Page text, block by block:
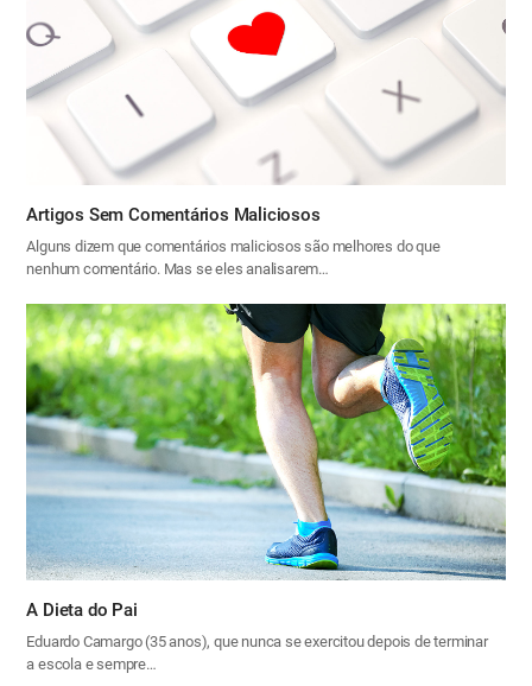
Artigos Sem Comentários Maliciosos
Alguns dizem que comentários maliciosos são melhores do que
nenhum comentário. Mas se eles analisarem…
A Dieta do Pai
Eduardo Camargo (35 anos), que nunca se exercitou depois de terminar
a escola e sempre…